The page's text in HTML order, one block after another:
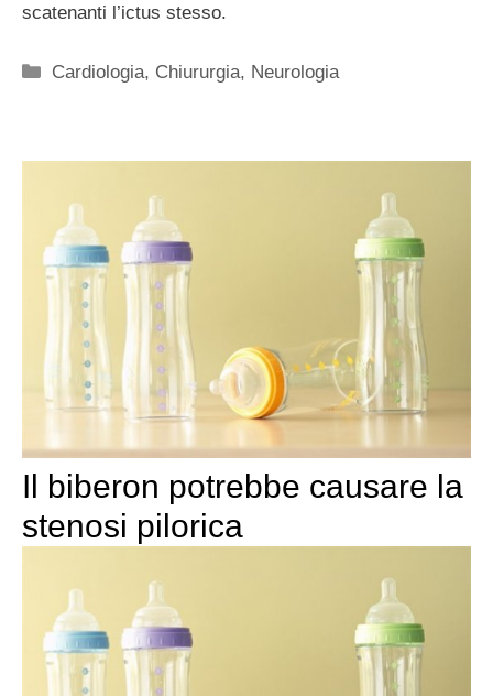
scatenanti l’ictus stesso.
Categorie
Cardiologia, Chiururgia, Neurologia
Il biberon potrebbe causare la
stenosi pilorica